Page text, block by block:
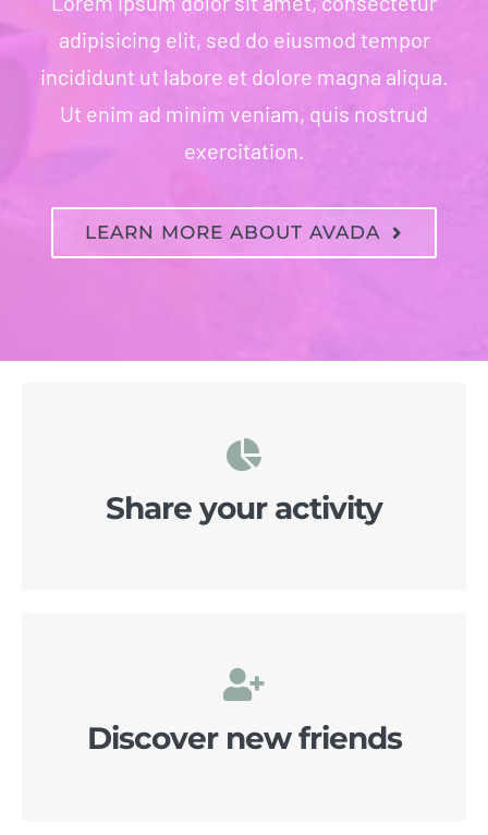
adipisicing elit, sed do eiusmod tempor
incididunt ut labore et dolore magna aliqua.
Ut enim ad minim veniam, quis nostrud
exercitation.
LEARN MORE ABOUT AVADA
Share your activity
Discover new friends